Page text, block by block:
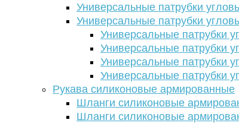
Универсальные патрубки
Универсальные патрубки
Универсальные патрубки
Универсальные патрубки
Универсальные патрубки
Универсальные патрубки
Рукава силиконовые армированные
Шланги силиконовые
Шланги силиконовые